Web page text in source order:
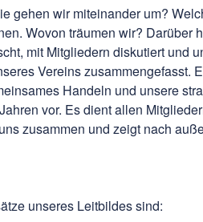
gehen wir miteinander um?
Wovon träumen wir? Darüber
mit Mitgliedern diskutiert und
Vereins zusammengefasst.
Handeln und unsere
vor. Es dient allen
zusammen und zeigt nach
unseres Leitbildes sind: